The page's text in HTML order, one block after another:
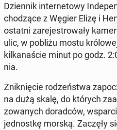
Dzien­nik in­ter­ne­to­wy
cho­dzą­ce z Węgier Elizę i
ostatni za­re­je­stro­wa­ły
ulic, w pobliżu mostu
kil­ka­na­ście minut po godz.
nia.
Znik­nię­cie ro­dzeń­stwa
na dużą skalę, do których
zo­wa­nych do­rad­ców,
jed­nost­kę morską. Zaczęły